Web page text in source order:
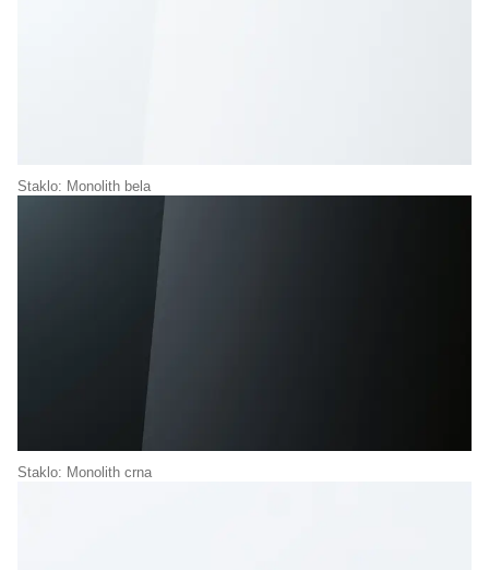
Staklo: Monolith bela
Staklo: Monolith crna